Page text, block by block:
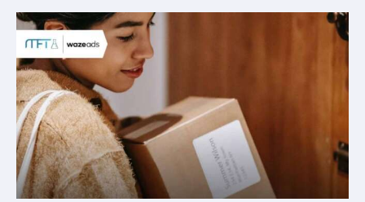
CONECTADES
PODCAST
PLAYBOOKS
NOVEDADES DE LOS MIEMBROS